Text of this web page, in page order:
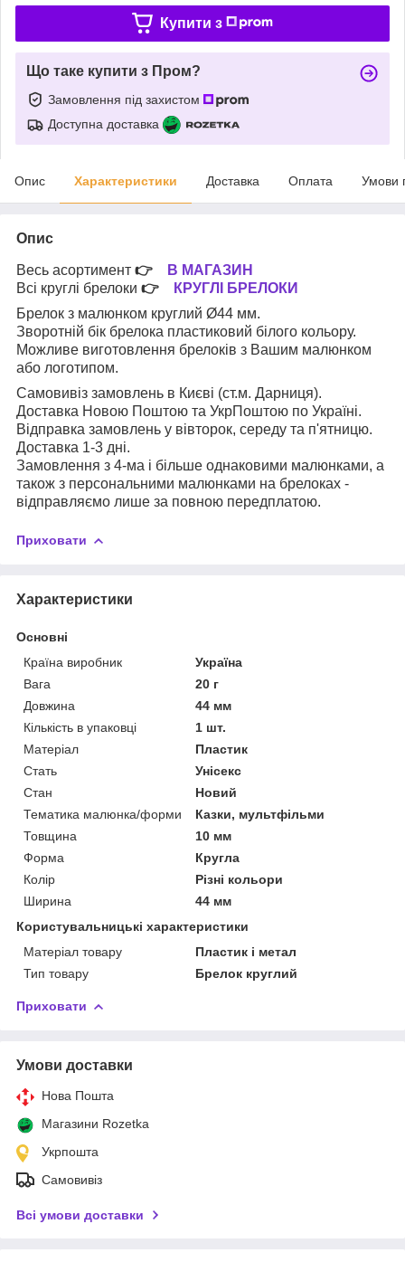
Купити з
Що таке купити з Пром?
Замовлення під захистом
Доступна доставка
Опис Характеристики Доставка Оплата Умови
Опис
Весь асортимент 👉
В МАГАЗИН
Всі круглі брелоки 👉
КРУГЛІ БРЕЛОКИ
Брелок з малюнком круглий Ø44 мм.
Зворотній бік брелока пластиковий білого кольору.
Можливе виготовлення брелоків з Вашим малюнком
або логотипом.
Самовивіз замовлень в Києві (ст.м. Дарниця).
Доставка Новою Поштою та УкрПоштою по Україні.
Відправка замовлень у вівторок, середу та п'ятницю.
Доставка 1-3 дні.
Замовлення з 4-ма і більше однаковими малюнками, а
також з персональними малюнками на брелоках -
відправляємо лише за повною передплатою.
Приховати
Характеристики
Основні
Країна виробник
Україна
Вага
20 г
Довжина
44 мм
Кількість в упаковці
1 шт.
Матеріал
Пластик
Стать
Унісекс
Стан
Новий
Тематика малюнка/форми
Казки, мультфільми
Товщина
10 мм
Форма
Кругла
Колір
Різні кольори
Ширина
44 мм
Користувальницькі характеристики
Матеріал товару
Пластик і метал
Тип товару
Брелок круглий
Приховати
Умови доставки
Нова Пошта
Магазини Rozetka
Укрпошта
Самовивіз
Всі умови доставки